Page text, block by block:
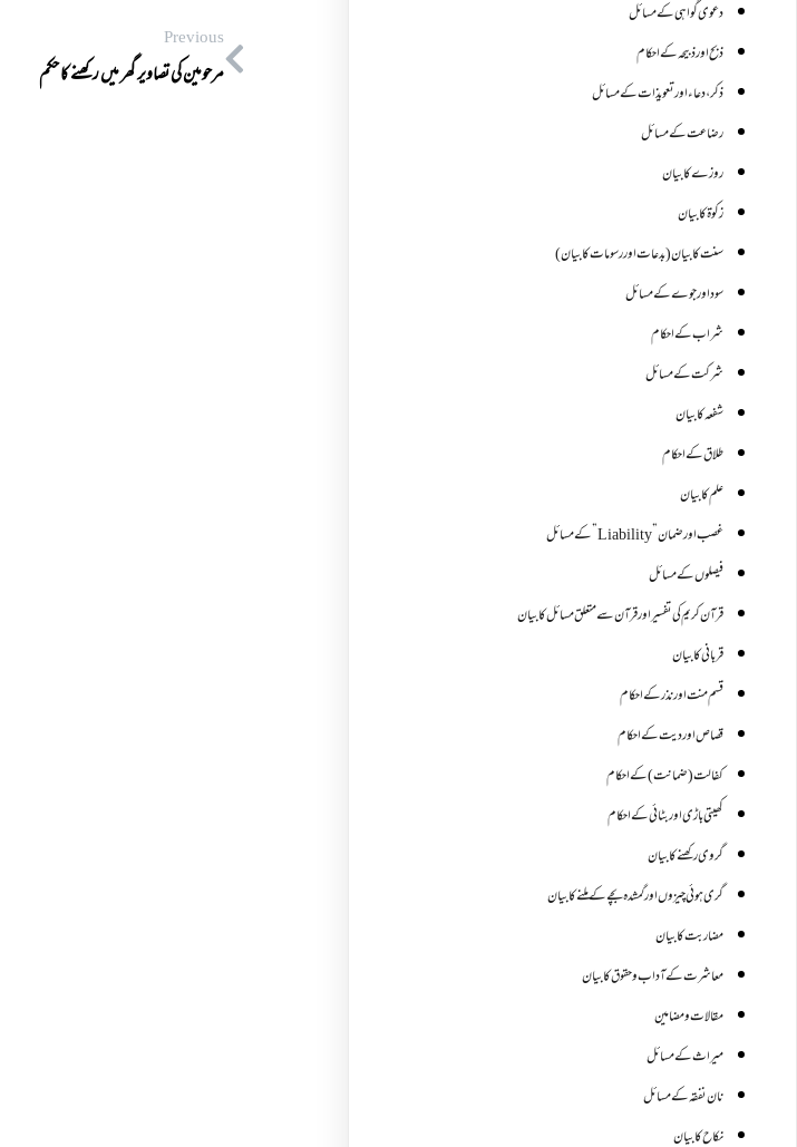
Previous
مرحومین کی تصاویر گھر میں رکھنے کا حکم
دعوی گواہی کے مسائل
ذبح اور ذبیحہ کے احکام
ذکر،دعاء اور تعویذات کے مسائل
رضاعت کے مسائل
روزے کا بیان
زکوة کابیان
سنت کا بیان (بدعات اور رسومات کا بیان)
سود اور جوے کے مسائل
شراب کے احکام
شرکت کے مسائل
شفعہ کا بیان
طلاق کے احکام
علم کا بیان
غصب اورضمان”Liability” کے مسائل
فیصلوں کے مسائل
قرآن کریم کی تفسیر اور قرآن سے متعلق مسائل کا بیان
قربانی کا بیان
قسم منت اور نذر کے احکام
قصاص اور دیت کے احکام
کفالت (ضمانت) کے احکام
کھیتی باڑی اور بٹائی کے احکام
گروی رکھنے کا بیان
گری ہوئی چیزوں اورگمشدہ بچے کے ملنے کا بیان
مضاربت کا بیان
معاشرت کے آداب و حقوق کا بیان
مقالات ومضامین
میراث کے مسائل
نان نفقہ کے مسائل
نکاح کا بیان